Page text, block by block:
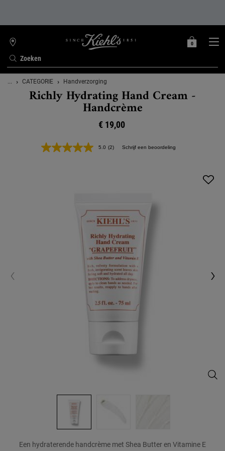
Zoeken
WINKELZOEKER
MIJN
0
0 PRODUCT
Hoofdinhoud
... CATEGORIE Handverzorging
Richly Hydrating Hand Cream -
Handcrème
€ 19,00
5.0 Lees
(2) Schrijf een beoordeling
Een hydraterende handcrème met Shea Butter en Vitamine E